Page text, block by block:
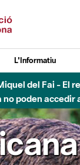
L'Informatiu
del Fai -
poden